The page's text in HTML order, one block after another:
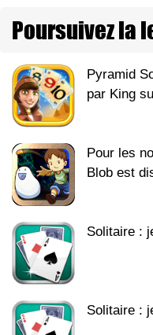
Poursuivez la
Pyramid
par King
Pour les
Blob est
Solitaire :
Solitaire :